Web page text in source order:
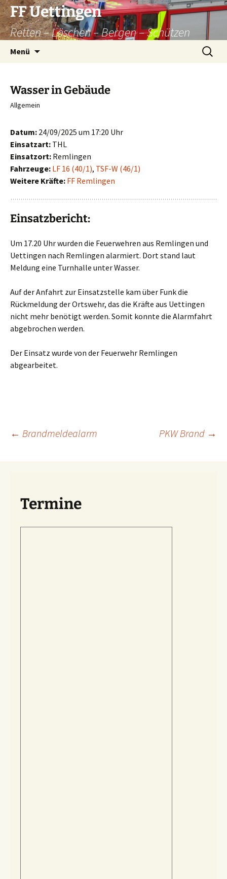
Zum
Inhalt
springen
FF Uettingen
Retten – Löschen – Bergen – Schützen
Menü
Suchen
nach:
Wasser in Gebäude
Allgemein
Datum: 24/09/2025 um 17:20 Uhr
Einsatzart: THL
Einsatzort: Remlingen
Fahrzeuge: LF 16 (40/1), TSF-W (46/1)
Weitere Kräfte: FF Remlingen
Einsatzbericht:
Um 17.20 Uhr wurden die Feuerwehren aus Remlingen und
Uettingen nach Remlingen alarmiert. Dort stand laut
Meldung eine Turnhalle unter Wasser.
Auf der Anfahrt zur Einsatzstelle kam über Funk die
Rückmeldung der Ortswehr, das die Kräfte aus Uettingen
nicht mehr benötigt werden. Somit konnte die Alarmfahrt
abgebrochen werden.
Der Einsatz wurde von der Feuerwehr Remlingen
abgearbeitet.
Beitragsnavigation
← Brandmeldealarm PKW Brand →
Termine